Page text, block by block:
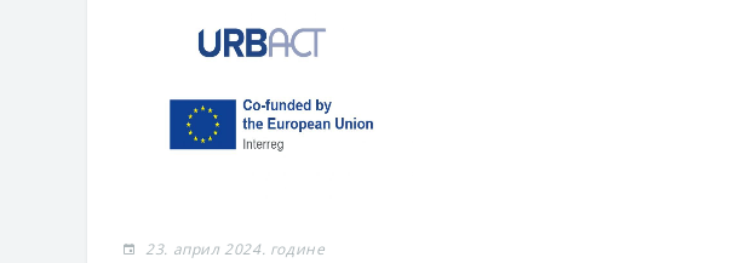
23. април 2024. године